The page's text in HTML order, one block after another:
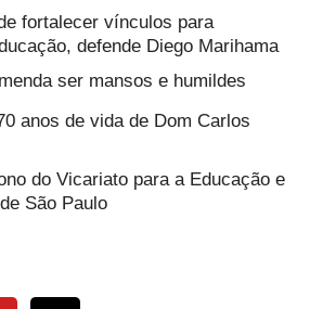
fortalecer vínculos para
defende Diego Marihama
ser mansos e humildes
anos de vida de Dom Carlos
do Vicariato para a Educação e
São Paulo